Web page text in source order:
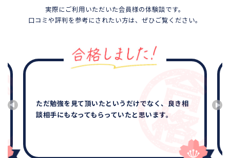
実際にご利用いただいた会員様の体験談です。
口コミや評判を参考にされたい方は、ぜひご覧ください。
ただ勉強を見て頂いたというだけでなく、良き相
談相手にもなってもらっていたと思います。